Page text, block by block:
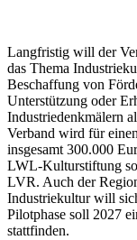
Langfristig will der
das Thema
Beschaffung von
Unterstützung oder
Industriedenkmälern
Verband wird für
insgesamt 300.000
LWL-Kulturstiftung
LVR. Auch der
Industriekultur will
Pilotphase soll 2027
stattfinden.